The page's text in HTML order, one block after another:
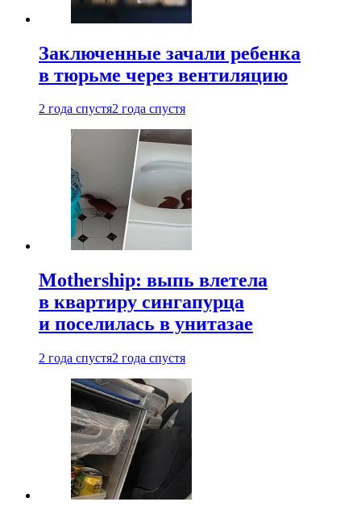
Заключенные зачали ребенка
в тюрьме через вентиляцию
2 года спустя2 года спустя
Mothership: выпь влетела
в квартиру сингапурца
и поселилась в унитазае
2 года спустя2 года спустя